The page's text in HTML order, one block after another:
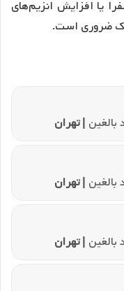
یا افزایش انزیم‌های
ضروری است.
| تهران
| تهران
| تهران